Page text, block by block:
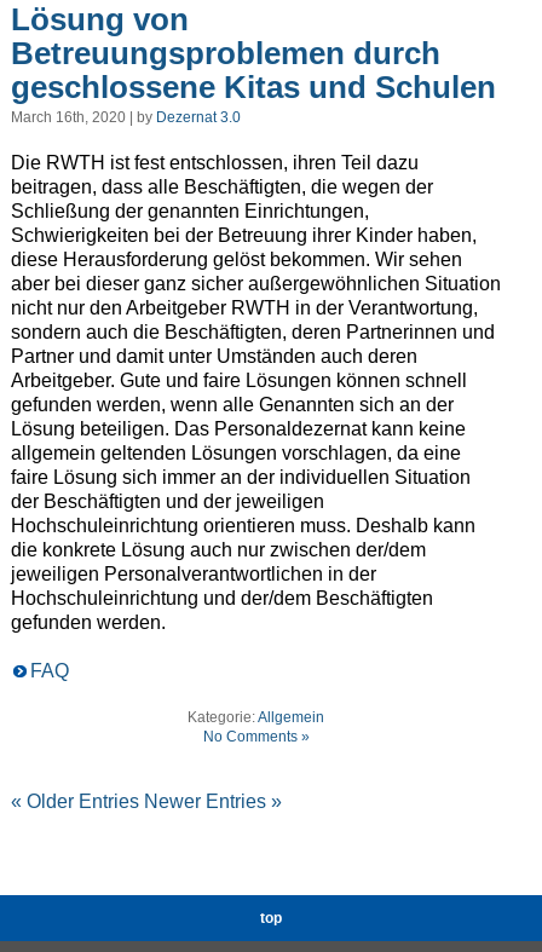
Lösung von
Betreuungsproblemen durch
geschlossene Kitas und Schulen
March 16th, 2020 | by Dezernat 3.0
Die RWTH ist fest entschlossen, ihren Teil dazu
beitragen, dass alle Beschäftigten, die wegen der
Schließung der genannten Einrichtungen,
Schwierigkeiten bei der Betreuung ihrer Kinder haben,
diese Herausforderung gelöst bekommen. Wir sehen
aber bei dieser ganz sicher außergewöhnlichen Situation
nicht nur den Arbeitgeber RWTH in der Verantwortung,
sondern auch die Beschäftigten, deren Partnerinnen und
Partner und damit unter Umständen auch deren
Arbeitgeber. Gute und faire Lösungen können schnell
gefunden werden, wenn alle Genannten sich an der
Lösung beteiligen. Das Personaldezernat kann keine
allgemein geltenden Lösungen vorschlagen, da eine
faire Lösung sich immer an der individuellen Situation
der Beschäftigten und der jeweiligen
Hochschuleinrichtung orientieren muss. Deshalb kann
die konkrete Lösung auch nur zwischen der/dem
jeweiligen Personalverantwortlichen in der
Hochschuleinrichtung und der/dem Beschäftigten
gefunden werden.
FAQ
Kategorie:Allgemein
No Comments »
« Older Entries Newer Entries »
top